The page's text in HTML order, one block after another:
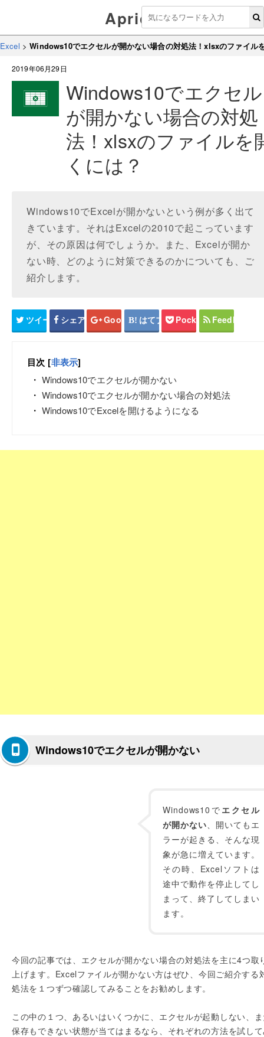
Aprico
Excel >Windows10でエクセルが開かない場合の対処法！xlsxのファイル
2019年06月29日
Windows10でエクセル
が開かない場合の対処
法！xlsxのファイルを
くには？
Windows10でExcelが開かないという例が多く出て
きています。それはExcelの2010で起こっています
が、その原因は何でしょうか。また、Excelが開か
ない時、どのように対策できるのかについても、ご
紹介します。
ツイート シェア Google+ はてブ Pocket Feedly
目次 [非表示]
Windows10でエクセルが開かない
Windows10でエクセルが開かない場合の対処法
Windows10でExcelを開けるようになる
Windows10でエクセルが開かない
Windows10で エクセル
が開かない、開いてもエ
ラーが起きる、そんな現
象が急に増えています。
その時、Excelソフトは
途中で動作を停止してし
まって、終了してしまい
ます。
今回の記事では、エクセルが開かない場合の対処法を主に4つ取
上げます。Excelファイルが開かない方はぜひ、今回ご紹介する
処法を１つずつ確認してみることをお勧めします。
この中の１つ、あるいはいくつかに、エクセルが起動しない、
保存もできない状態が当てはまるなら、それぞれの方法を試し